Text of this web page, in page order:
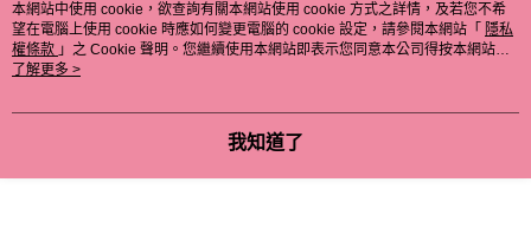
熱門標籤
本網站中使用 cookie，欲查詢有關本網站使用 cookie 方式之詳情，及若您不希
望在電腦上使用 cookie 時應如何變更電腦的 cookie 設定，請參閱本網站「 隱私
權條款 」之 Cookie 聲明。您繼續使用本網站即表示您同意本公司得按本網站使
用條款之 Cookie 聲明使用 cookie。
了解更多 >
我知道了